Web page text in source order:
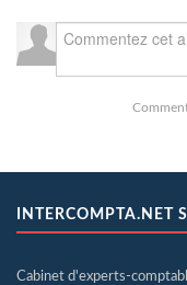
INTERCOMPTA.NET
Cabinet d'experts-